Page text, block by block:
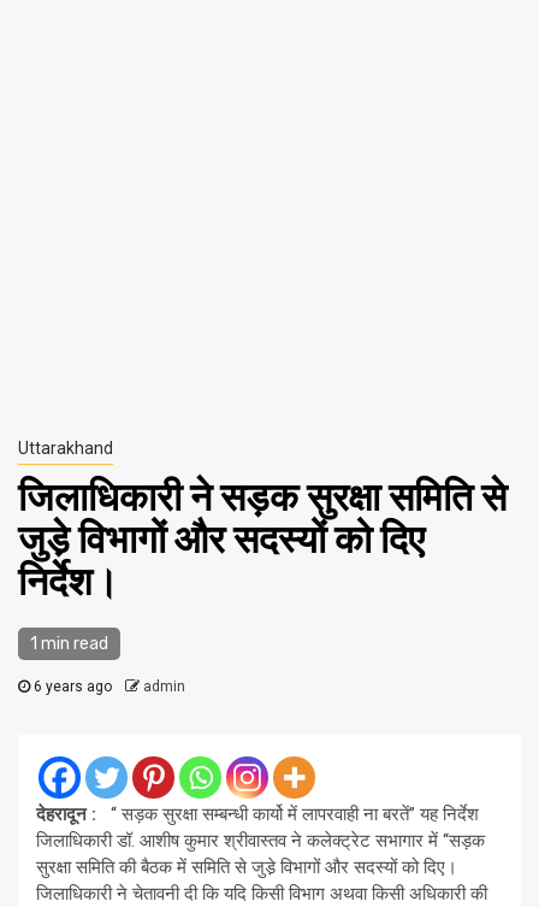
Uttarakhand
जिलाधिकारी ने सड़क सुरक्षा समिति से
जुडे़ विभागों और सदस्यों को दिए
निर्देश।
1 min read
6 years ago admin
देहरादून : ‘‘ सड़क सुरक्षा सम्बन्धी कार्यो में लापरवाही ना बरतें’’ यह निर्देश
जिलाधिकारी डॉ. आशीष कुमार श्रीवास्तव ने कलेक्ट्रेट सभागार में ‘‘सड़क
सुरक्षा समिति की बैठक में समिति से जुडे़ विभागों और सदस्यों को दिए।
जिलाधिकारी ने चेतावनी दी कि यदि किसी विभाग अथवा किसी अधिकारी की